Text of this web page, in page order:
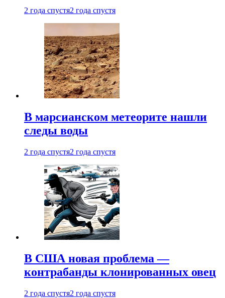
2 года спустя2 года спустя
В марсианском метеорите нашли
следы воды
2 года спустя2 года спустя
В США новая проблема —
контрабанды клонированных овец
2 года спустя2 года спустя